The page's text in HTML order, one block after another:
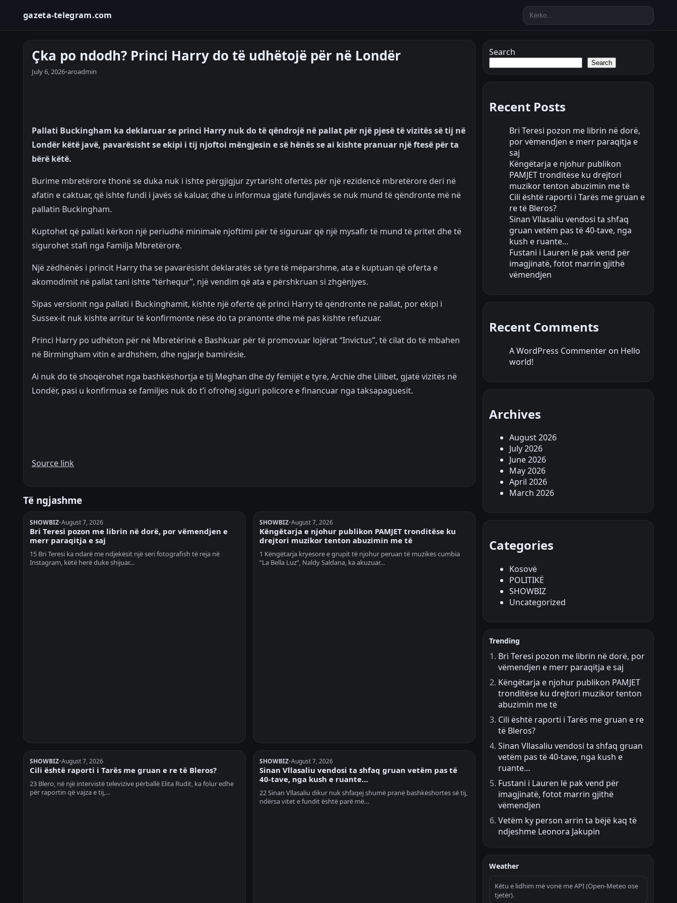
gazeta-telegram.com
Çka po ndodh? Princi Harry do të udhëtojë për në Londër
July 6, 2026•aroadmin
Pallati Buckingham ka deklaruar se princi Harry nuk do të qëndrojë në pallat për një pjesë të vizitës së tij në
Londër këtë javë, pavarësisht se ekipi i tij njoftoi mëngjesin e së hënës se ai kishte pranuar një ftesë për ta
bërë këtë.
Burime mbretërore thonë se duka nuk i ishte përgjigjur zyrtarisht ofertës për një rezidencë mbretërore deri në
afatin e caktuar, që ishte fundi i javës së kaluar, dhe u informua gjatë fundjavës se nuk mund të qëndronte më në
pallatin Buckingham.
Kuptohet që pallati kërkon një periudhë minimale njoftimi për të siguruar që një mysafir të mund të pritet dhe të
sigurohet stafi nga Familja Mbretërore.
Një zëdhënës i princit Harry tha se pavarësisht deklaratës së tyre të mëparshme, ata e kuptuan që oferta e
akomodimit në pallat tani ishte “tërhequr”, një vendim që ata e përshkruan si zhgënjyes.
Sipas versionit nga pallati i Buckinghamit, kishte një ofertë që princi Harry të qëndronte në pallat, por ekipi i
Sussex-it nuk kishte arritur të konfirmonte nëse do ta pranonte dhe më pas kishte refuzuar.
Princi Harry po udhëton për në Mbretërinë e Bashkuar për të promovuar lojërat “Invictus”, të cilat do të mbahen
në Birmingham vitin e ardhshëm, dhe ngjarje bamirësie.
Ai nuk do të shoqërohet nga bashkëshortja e tij Meghan dhe dy fëmijët e tyre, Archie dhe Lilibet, gjatë vizitës në
Londër, pasi u konfirmua se familjes nuk do t’i ofrohej siguri policore e financuar nga taksapaguesit.
Source link
Të ngjashme
SHOWBIZ•August 7, 2026
Bri Teresi pozon me librin në dorë, por vëmendjen e
merr paraqitja e saj
15 Bri Teresi ka ndarë me ndjekësit një seri fotografish të reja në
Instagram, këtë herë duke shijuar…
SHOWBIZ•August 7, 2026
Këngëtarja e njohur publikon PAMJET tronditëse ku
drejtori muzikor tenton abuzimin me të
1 Këngëtarja kryesore e grupit të njohur peruan të muzikës cumbia
“La Bella Luz”, Naldy Saldana, ka akuzuar…
SHOWBIZ•August 7, 2026
Cili është raporti i Tarës me gruan e re të Bleros?
23 Blero, në një intervistë televizive përballë Elita Rudit, ka folur edhe
për raportin që vajza e tij,…
SHOWBIZ•August 7, 2026
Sinan Vllasaliu vendosi ta shfaq gruan vetëm pas të
40-tave, nga kush e ruante…
22 Sinan Vllasaliu dikur nuk shfaqej shumë pranë bashkëshortes së tij,
ndërsa vitet e fundit është parë më…
Search
Search
Recent Posts
Bri Teresi pozon me librin në dorë,
por vëmendjen e merr paraqitja e
saj
Këngëtarja e njohur publikon
PAMJET tronditëse ku drejtori
muzikor tenton abuzimin me të
Cili është raporti i Tarës me gruan e
re të Bleros?
Sinan Vllasaliu vendosi ta shfaq
gruan vetëm pas të 40-tave, nga
kush e ruante…
Fustani i Lauren lë pak vend për
imagjinatë, fotot marrin gjithë
vëmendjen
Recent Comments
A WordPress Commenter on Hello
world!
Archives
August 2026
July 2026
June 2026
May 2026
April 2026
March 2026
Categories
Kosovë
POLITIKË
SHOWBIZ
Uncategorized
Trending
Bri Teresi pozon me librin në dorë, por
vëmendjen e merr paraqitja e saj
Këngëtarja e njohur publikon PAMJET
tronditëse ku drejtori muzikor tenton
abuzimin me të
Cili është raporti i Tarës me gruan e re
të Bleros?
Sinan Vllasaliu vendosi ta shfaq gruan
vetëm pas të 40-tave, nga kush e
ruante…
Fustani i Lauren lë pak vend për
imagjinatë, fotot marrin gjithë
vëmendjen
Vetëm ky person arrin ta bëjë kaq të
ndjeshme Leonora Jakupin
Weather
Këtu e lidhim më vonë me API (Open-Meteo ose
tjetër).